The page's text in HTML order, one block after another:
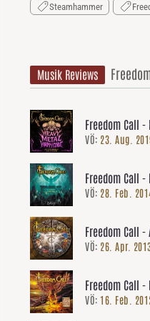
Steamhammer
Musik Reviews
Freedom Call -
VÖ: 23. Aug.
Freedom Call -
VÖ: 28. Feb.
Freedom Call -
VÖ: 26. Apr.
Freedom Call
Dawn
VÖ: 16. Feb.